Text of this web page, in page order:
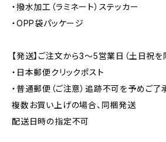
・撥水加工（ラミネート）ステッカー
・OPP袋パッケージ
【発送】ご注文から3〜5営業日（土日祝を
・日本郵便クリックポスト
・普通郵便（ご注意）追跡不可を予めご了
複数お買い上げの場合、同梱発送
配送日時の指定不可